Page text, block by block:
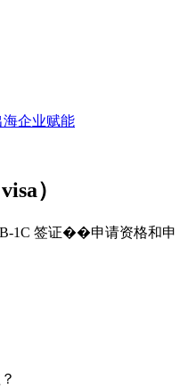
海企业赋能
）
1C 签证��申请资格和申